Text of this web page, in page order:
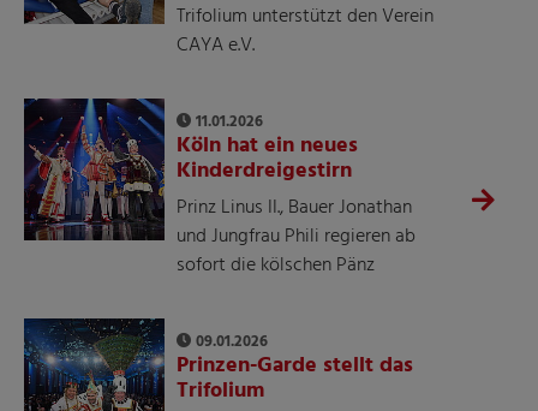
Trifolium unterstützt den Verein
CAYA e.V.
11.01.2026
Köln hat ein neues
Kinderdreigestirn
Prinz Linus II., Bauer Jonathan
und Jungfrau Phili regieren ab
sofort die kölschen Pänz
09.01.2026
Prinzen-Garde stellt das
Trifolium